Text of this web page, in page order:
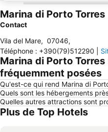
Marina di Porto
Contact
Vila del Mare, 07046,
Téléphone : +390(79)512290
Marina di Porto
fréquemment posées
Qu'est-ce qui rend Marina di
Quels sont les hébergements
Quelles autres attractions sont
Plus de Top Hotels